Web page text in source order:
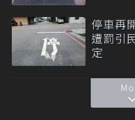
停車再
遭罰引
定